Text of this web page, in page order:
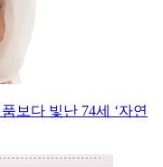
보다 빛난 74세 ‘자연